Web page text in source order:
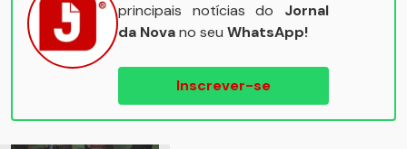
principais notícias do Jornal
da Novano seu WhatsApp!
Inscrever-se